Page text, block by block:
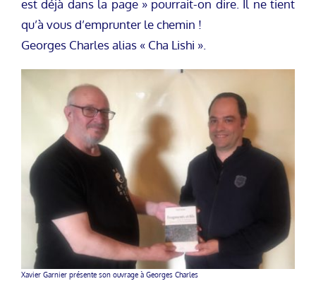
est déjà dans la page » pourrait-on dire. Il ne tient
qu’à vous d’emprunter le chemin !
Georges Charles alias « Cha Lishi ».
Xavier Garnier présente son ouvrage à Georges Charles